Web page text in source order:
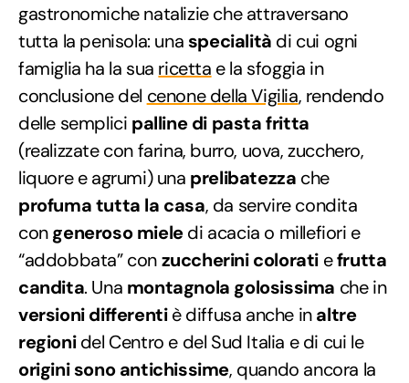
gastronomiche natalizie che attraversano
tutta la penisola: una specialità di cui ogni
famiglia ha la sua ricetta e la sfoggia in
conclusione del cenone della Vigilia, rendendo
delle semplici palline di pasta fritta
(realizzate con farina, burro, uova, zucchero,
liquore e agrumi) una prelibatezza che
profuma tutta la casa, da servire condita
congeneroso mieledi acacia o millefiori e
“addobbata” conzuccherini colorati efrutta
candita. Una montagnola golosissima che in
versioni differentiè diffusa anche inaltre
regionidel Centro e del Sud Italia e di cui le
origini sono antichissime, quando ancora la